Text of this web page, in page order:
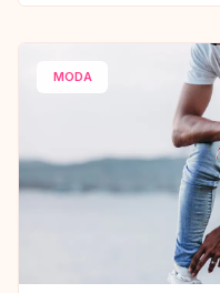
MODA